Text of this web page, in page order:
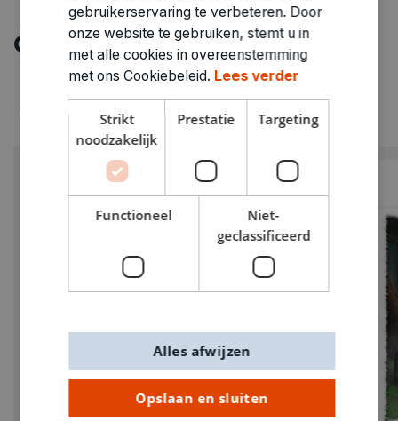
Ontdek meer
gebruikerservaring te verbeteren. Door
onze website te gebruiken, stemt u in
met alle cookies in overeenstemming
met ons Cookiebeleid. Lees verder
Strikt
noodzakelijk
Prestatie Targeting
Functioneel
Niet-
geclassificeerd
Opslaan en sluiten
Alles afwijzen